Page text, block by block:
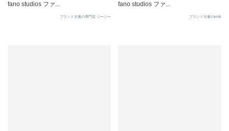
fano studios ファ...
ブランド古着の専門店 ジージー
fano studios ファ...
ブランド古着のkiitti